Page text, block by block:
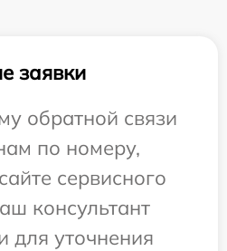
заявки
обратной связи
по номеру,
сервисного
консультант
для уточнения